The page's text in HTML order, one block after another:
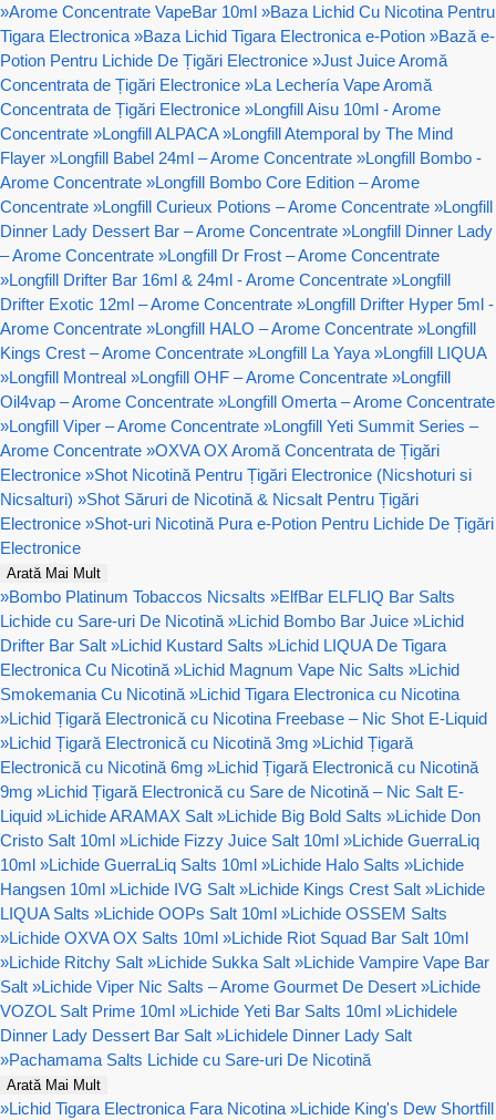
»Arome Concentrate VapeBar 10ml »Baza Lichid Cu Nicotina Pentru
Tigara Electronica »Baza Lichid Tigara Electronica e-Potion »Bază e-
Potion Pentru Lichide De Țigări Electronice »Just Juice Aromă
Concentrata de Țigări Electronice »La Lechería Vape Aromă
Concentrata de Țigări Electronice »Longfill Aisu 10ml - Arome
Concentrate »Longfill ALPACA »Longfill Atemporal by The Mind
Flayer »Longfill Babel 24ml – Arome Concentrate »Longfill Bombo -
Arome Concentrate »Longfill Bombo Core Edition – Arome
Concentrate »Longfill Curieux Potions – Arome Concentrate »Longfill
Dinner Lady Dessert Bar – Arome Concentrate »Longfill Dinner Lady
– Arome Concentrate »Longfill Dr Frost – Arome Concentrate
»Longfill Drifter Bar 16ml & 24ml - Arome Concentrate »Longfill
Drifter Exotic 12ml – Arome Concentrate »Longfill Drifter Hyper 5ml -
Arome Concentrate »Longfill HALO – Arome Concentrate »Longfill
Kings Crest – Arome Concentrate »Longfill La Yaya »Longfill LIQUA
»Longfill Montreal »Longfill OHF – Arome Concentrate »Longfill
Oil4vap – Arome Concentrate »Longfill Omerta – Arome Concentrate
»Longfill Viper – Arome Concentrate »Longfill Yeti Summit Series –
Arome Concentrate »OXVA OX Aromă Concentrata de Țigări
Electronice »Shot Nicotină Pentru Țigări Electronice (Nicshoturi si
Nicsalturi) »Shot Săruri de Nicotină & Nicsalt Pentru Țigări
Electronice »Shot-uri Nicotină Pura e-Potion Pentru Lichide De Țigări
Electronice
Arată Mai Mult
»Bombo Platinum Tobaccos Nicsalts »ElfBar ELFLIQ Bar Salts
Lichide cu Sare-uri De Nicotină »Lichid Bombo Bar Juice »Lichid
Drifter Bar Salt »Lichid Kustard Salts »Lichid LIQUA De Tigara
Electronica Cu Nicotină »Lichid Magnum Vape Nic Salts »Lichid
Smokemania Cu Nicotină »Lichid Tigara Electronica cu Nicotina
»Lichid Țigară Electronică cu Nicotina Freebase – Nic Shot E-Liquid
»Lichid Țigară Electronică cu Nicotină 3mg »Lichid Țigară
Electronică cu Nicotină 6mg »Lichid Țigară Electronică cu Nicotină
9mg »Lichid Țigară Electronică cu Sare de Nicotină – Nic Salt E-
Liquid »Lichide ARAMAX Salt »Lichide Big Bold Salts »Lichide Don
Cristo Salt 10ml »Lichide Fizzy Juice Salt 10ml »Lichide GuerraLiq
10ml »Lichide GuerraLiq Salts 10ml »Lichide Halo Salts »Lichide
Hangsen 10ml »Lichide IVG Salt »Lichide Kings Crest Salt »Lichide
LIQUA Salts »Lichide OOPs Salt 10ml »Lichide OSSEM Salts
»Lichide OXVA OX Salts 10ml »Lichide Riot Squad Bar Salt 10ml
»Lichide Ritchy Salt »Lichide Sukka Salt »Lichide Vampire Vape Bar
Salt »Lichide Viper Nic Salts – Arome Gourmet De Desert »Lichide
VOZOL Salt Prime 10ml »Lichide Yeti Bar Salts 10ml »Lichidele
Dinner Lady Dessert Bar Salt »Lichidele Dinner Lady Salt
»Pachamama Salts Lichide cu Sare-uri De Nicotină
Arată Mai Mult
»Lichid Tigara Electronica Fara Nicotina »Lichide King's Dew Shortfill